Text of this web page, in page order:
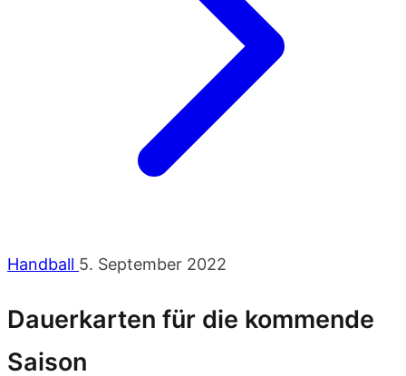
Handball 5. September 2022
Dauerkarten für die kommende
Saison